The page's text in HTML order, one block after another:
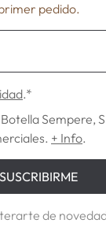
pedido.
.*
Sempere,
+ Info.
SUSCRIBIRME
de